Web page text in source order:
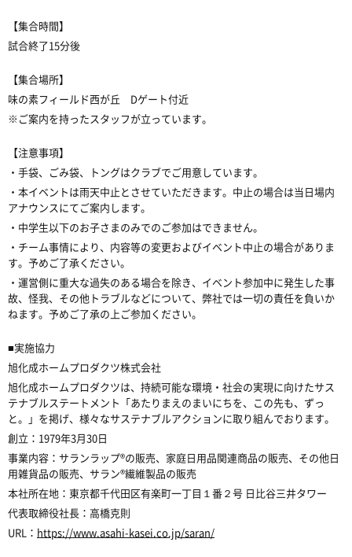
【集合時間】
試合終了15分後
【集合場所】
味の素フィールド西が丘 Dゲート付近
※ご案内を持ったスタッフが立っています。
【注意事項】
・手袋、ごみ袋、トングはクラブでご用意しています。
・本イベントは雨天中止とさせていただきます。中止の場合は当日場内
アナウンスにてご案内します。
・中学生以下のお子さまのみでのご参加はできません。
・チーム事情により、内容等の変更およびイベント中止の場合がありま
す。予めご了承ください。
・運営側に重大な過失のある場合を除き、イベント参加中に発生した事
故、怪我、その他トラブルなどについて、弊社では一切の責任を負いか
ねます。予めご了承の上ご参加ください。
■実施協力
旭化成ホームプロダクツ株式会社
旭化成ホームプロダクツは、持続可能な環境・社会の実現に向けたサス
テナブルステートメント「あたりまえのまいにちを、この先も、ずっ
と。」を掲げ、様々なサステナブルアクションに取り組んでおります。
創立：1979年3月30日
事業内容：サランラップ®の販売、家庭日用品関連商品の販売、その他日
用雑貨品の販売、サラン®繊維製品の販売
本社所在地：東京都千代田区有楽町一丁目１番２号 日比谷三井タワー
代表取締役社長：高橋克則
URL： https://www.asahi-kasei.co.jp/saran/